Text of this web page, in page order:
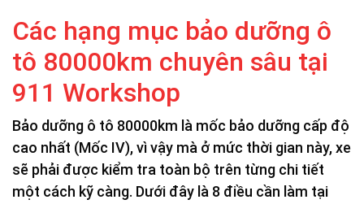
Các hạng mục bảo dưỡng ô
tô 80000km chuyên sâu tại
911 Workshop
Bảo dưỡng ô tô 80000km là mốc bảo dưỡng cấp độ
cao nhất (Mốc IV), vì vậy mà ở mức thời gian này, xe
sẽ phải được kiểm tra toàn bộ trên từng chi tiết
một cách kỹ càng. Dưới đây là 8 điều cần làm tại